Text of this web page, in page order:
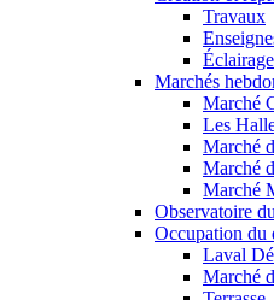
Travaux
Marchés
Marché
Les
Marché
Marché
Marché
Observatoire
Occupation du
Laval
Marché